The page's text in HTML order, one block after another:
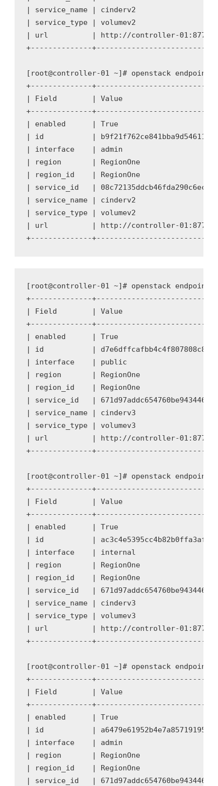
| service_name | cinderv2
| service_type | volumev2
| url          | http://controller-01:8776/
+--------------
[root@controller-01 ~]# openstack
+--------------
| Field        | Value
+--------------
| enabled      | True
| id           |
| interface    | admin
| region       | RegionOne
| region_id    | RegionOne
| service_id   |
| service_name | cinderv2
| service_type | volumev2
| url          | http://controller-01:8776/
[root@controller-01 ~]# openstack
+--------------
| Field        | Value
+--------------
| enabled      | True
| id           |
| interface    | public
| region       | RegionOne
| region_id    | RegionOne
| service_id   |
| service_name | cinderv3
| service_type | volumev3
| url          | http://controller-01:8776/
+--------------
[root@controller-01 ~]# openstack
+--------------
| Field        | Value
+--------------
| enabled      | True
| id           |
| interface    | internal
| region       | RegionOne
| region_id    | RegionOne
| service_id   |
| service_name | cinderv3
| service_type | volumev3
| url          | http://controller-01:8776/
+--------------
[root@controller-01 ~]# openstack
+--------------
| Field        | Value
+--------------
| enabled      | True
| id           |
| interface    | admin
| region       | RegionOne
| region_id    | RegionOne
| service_id   |